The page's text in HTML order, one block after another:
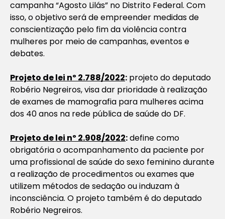
campanha “Agosto Lilás” no Distrito Federal. Com
isso, o objetivo será de empreender medidas de
conscientização pelo fim da violência contra
mulheres por meio de campanhas, eventos e
debates.
Projeto de lei nº 2.788/2022: projeto do deputado
Robério Negreiros, visa dar prioridade à realização
de exames de mamografia para mulheres acima
dos 40 anos na rede pública de saúde do DF.
Projeto de lei nº 2.908/2022:define como
obrigatória o acompanhamento da paciente por
uma profissional de saúde do sexo feminino durante
a realização de procedimentos ou exames que
utilizem métodos de sedação ou induzam à
inconsciência. O projeto também é do deputado
Robério Negreiros.